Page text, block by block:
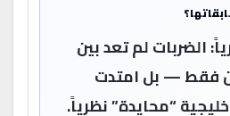
الضربات لم تعد بين
— بل امتدت
“محايدة” نظرياً.